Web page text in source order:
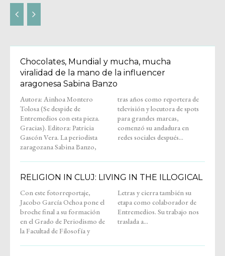
Chocolates, Mundial y mucha, mucha
viralidad de la mano de la influencer
aragonesa Sabina Banzo
Autora: Ainhoa Montero
Tolosa (Se despide de
Entremedios con esta pieza.
Gracias). Editora: Patricia
Gascón Vera. La periodista
zaragozana Sabina Banzo,
tras años como reportera de
televisión y locutora de spots
para grandes marcas,
comenzó su andadura en
redes sociales después...
RELIGION IN CLUJ: LIVING IN THE ILLOGICAL
Con este fotorreportaje,
Jacobo García Ochoa pone el
broche final a su formación
en el Grado de Periodismo de
la Facultad de Filosofía y
Letras y cierra también su
etapa como colaborador de
Entremedios. Su trabajo nos
traslada a...